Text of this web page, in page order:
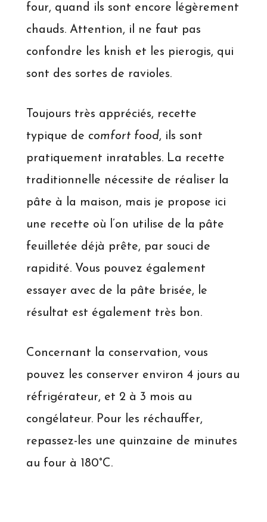
four, quand ils sont encore légèrement
chauds. Attention, il ne faut pas
confondre les knish et les pierogis, qui
sont des sortes de ravioles.
Toujours très appréciés, recette
typique de comfort food, ils sont
pratiquement inratables. La recette
traditionnelle nécessite de réaliser la
pâte à la maison, mais je propose ici
une recette où l’on utilise de la pâte
feuilletée déjà prête, par souci de
rapidité. Vous pouvez également
essayer avec de la pâte brisée, le
résultat est également très bon.
Concernant la conservation, vous
pouvez les conserver environ 4 jours au
réfrigérateur, et 2 à 3 mois au
congélateur. Pour les réchauffer,
repassez-les une quinzaine de minutes
au four à 180°C.